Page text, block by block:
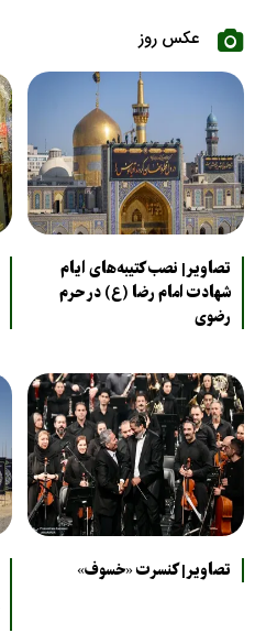
عکس روز
تصاویر| نصب کتیبه‌های ایام
شهادت امام رضا (ع) در حرم
رضوی
تصاویر| کنسرت «خسوف»